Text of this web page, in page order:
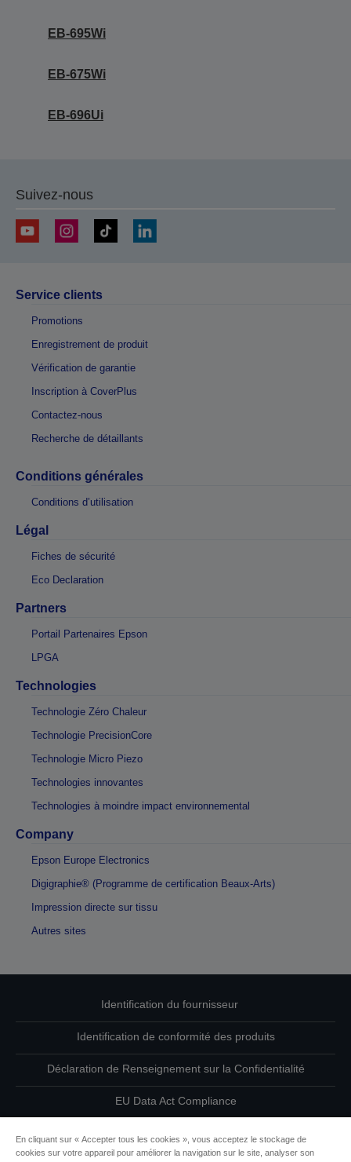
EB-695Wi
EB-675Wi
EB-696Ui
Suivez-nous
Service clients
Promotions
Enregistrement de produit
Vérification de garantie
Inscription à CoverPlus
Contactez-nous
Recherche de détaillants
Conditions générales
Conditions d’utilisation
Légal
Fiches de sécurité
Eco Declaration
Partners
Portail Partenaires Epson
LPGA
Technologies
Technologie Zéro Chaleur
Technologie PrecisionCore
Technologie Micro Piezo
Technologies innovantes
Technologies à moindre impact environnemental
Company
Epson Europe Electronics
Digigraphie® (Programme de certification Beaux-Arts)
Impression directe sur tissu
Autres sites
Identification du fournisseur
Identification de conformité des produits
Déclaration de Renseignement sur la Confidentialité
EU Data Act Compliance
En cliquant sur « Accepter tous les cookies », vous acceptez le stockage de
cookies sur votre appareil pour améliorer la navigation sur le site, analyser son